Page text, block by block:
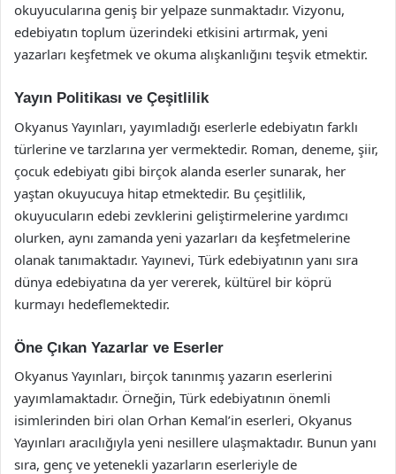
okuyucularına geniş bir yelpaze sunmaktadır. Vizyonu,
edebiyatın toplum üzerindeki etkisini artırmak, yeni
yazarları keşfetmek ve okuma alışkanlığını teşvik etmektir.
Yayın Politikası ve Çeşitlilik
Okyanus Yayınları, yayımladığı eserlerle edebiyatın farklı
türlerine ve tarzlarına yer vermektedir. Roman, deneme, şiir,
çocuk edebiyatı gibi birçok alanda eserler sunarak, her
yaştan okuyucuya hitap etmektedir. Bu çeşitlilik,
okuyucuların edebi zevklerini geliştirmelerine yardımcı
olurken, aynı zamanda yeni yazarları da keşfetmelerine
olanak tanımaktadır. Yayınevi, Türk edebiyatının yanı sıra
dünya edebiyatına da yer vererek, kültürel bir köprü
kurmayı hedeflemektedir.
Öne Çıkan Yazarlar ve Eserler
Okyanus Yayınları, birçok tanınmış yazarın eserlerini
yayımlamaktadır. Örneğin, Türk edebiyatının önemli
isimlerinden biri olan Orhan Kemal’in eserleri, Okyanus
Yayınları aracılığıyla yeni nesillere ulaşmaktadır. Bunun yanı
sıra, genç ve yetenekli yazarların eserleriyle de